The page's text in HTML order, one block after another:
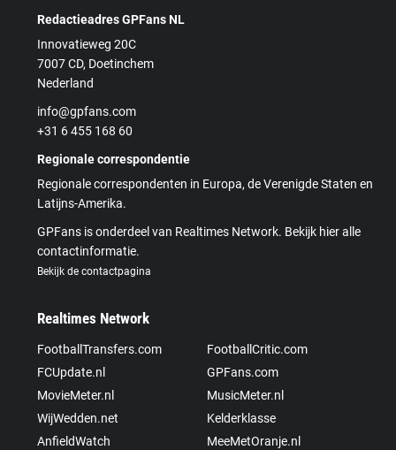
Redactieadres GPFans NL
Innovatieweg 20C
7007 CD, Doetinchem
Nederland
info@gpfans.com
+31 6 455 168 60
Regionale correspondentie
Regionale correspondenten in Europa, de Verenigde Staten en
Latijns-Amerika.
GPFans is onderdeel van Realtimes Network. Bekijk hier alle
contactinformatie.
Bekijk de contactpagina
Realtimes Network
FootballTransfers.com
FootballCritic.com
FCUpdate.nl
GPFans.com
MovieMeter.nl
MusicMeter.nl
WijWedden.net
Kelderklasse
AnfieldWatch
MeeMetOranje.nl